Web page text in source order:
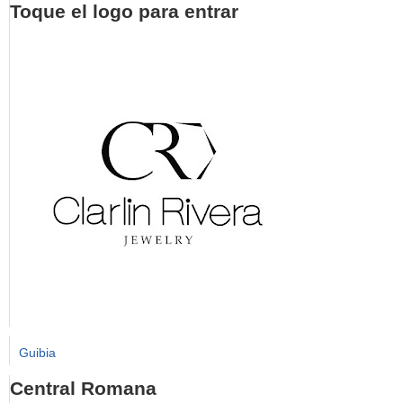
Toque el logo para entrar
Guibia
Central Romana